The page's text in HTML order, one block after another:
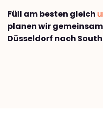
Füll am besten gleich
planen wir
Düsseldorf nach